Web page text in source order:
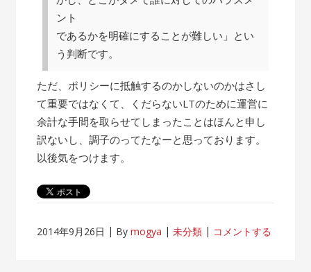
ント
であるかを明確にすることが難しい」とい
う判断です。
ただ、ポリシーに抵触するのかしないのかはさし
て重要ではなくて、くだらないLTのために運営に
余計な手間を取らせてしまったことはほんと申し
訳ないし、調子のってたなーと思っております。
以後気をつけます。
2014年9月26日 Bymogya 未分類 コメントする